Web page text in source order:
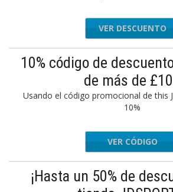
VER DESCUENTO
10% código de
de más de
Usando el código promocional de this
10%
NBVCX
VER CÓDIGO
¡Hasta un 50% de